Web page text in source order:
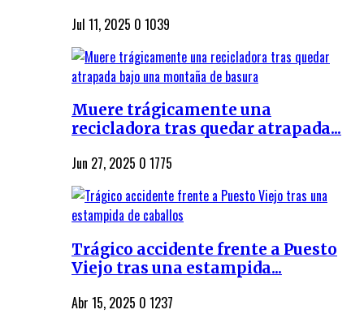
Jul 11, 2025 0 1039
Muere trágicamente una
recicladora tras quedar atrapada...
Jun 27, 2025 0 1775
Trágico accidente frente a Puesto
Viejo tras una estampida...
Abr 15, 2025 0 1237